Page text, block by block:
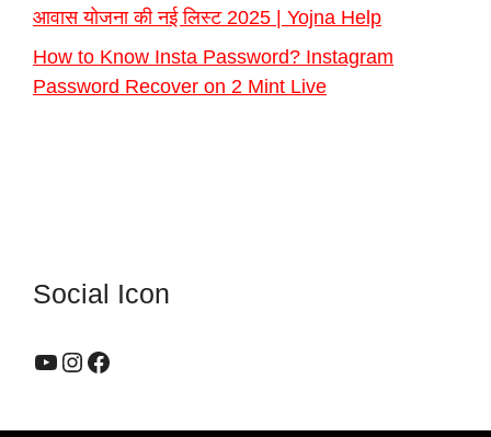
आवास योजना की नई लिस्ट 2025 | Yojna Help
How to Know Insta Password? Instagram
Password Recover on 2 Mint Live
Social Icon
YouTube
Instagram
Facebook